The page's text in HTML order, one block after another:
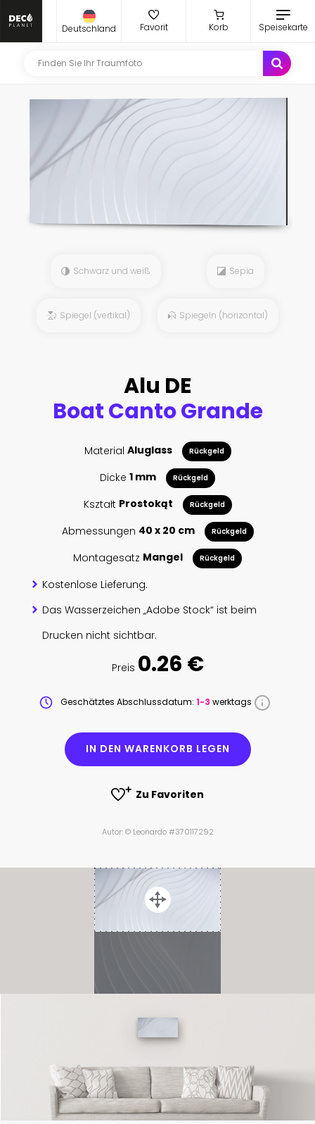
Deutschland Favorit Korb Speisekarte
Schwarz und weiß Sepia
Spiegel (vertikal) Spiegeln (horizontal)
Alu DE
Boat Canto Grande
Material Aluglass Rückgeld
Dicke 1 mm Rückgeld
Kształt Prostokąt Rückgeld
Abmessungen 40 x 20 cm Rückgeld
Montagesatz Mangel Rückgeld
Kostenlose Lieferung.
Das Wasserzeichen „Adobe Stock“ ist beim
Drucken nicht sichtbar.
Preis 0.26 €
Geschätztes Abschlussdatum: 1-3 werktags
IN DEN WARENKORB LEGEN
Zu Favoriten
Autor: © Leonardo #370117292